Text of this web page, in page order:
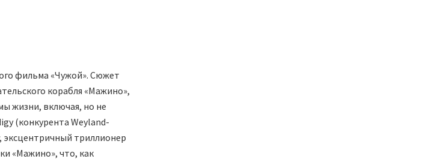
фильма «Чужой». Сюжет
корабля «Мажино»,
жизни, включая, но не
(конкурента Weyland-
эксцентричный триллионер
«Мажино», что, как